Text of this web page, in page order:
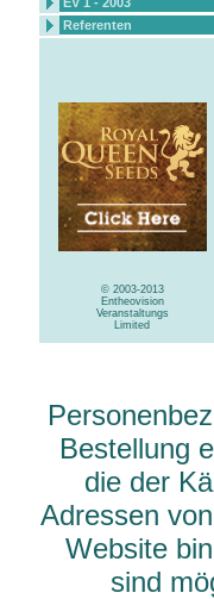
Referenten
© 2003-2013
Entheovision
Veranstaltungs
Limited
Bestellung
die der
Adressen
Website
sind